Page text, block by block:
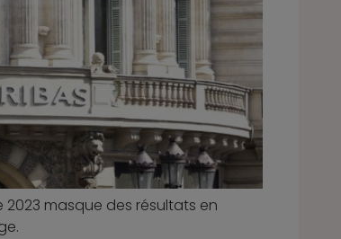
2023 masque des résultats en